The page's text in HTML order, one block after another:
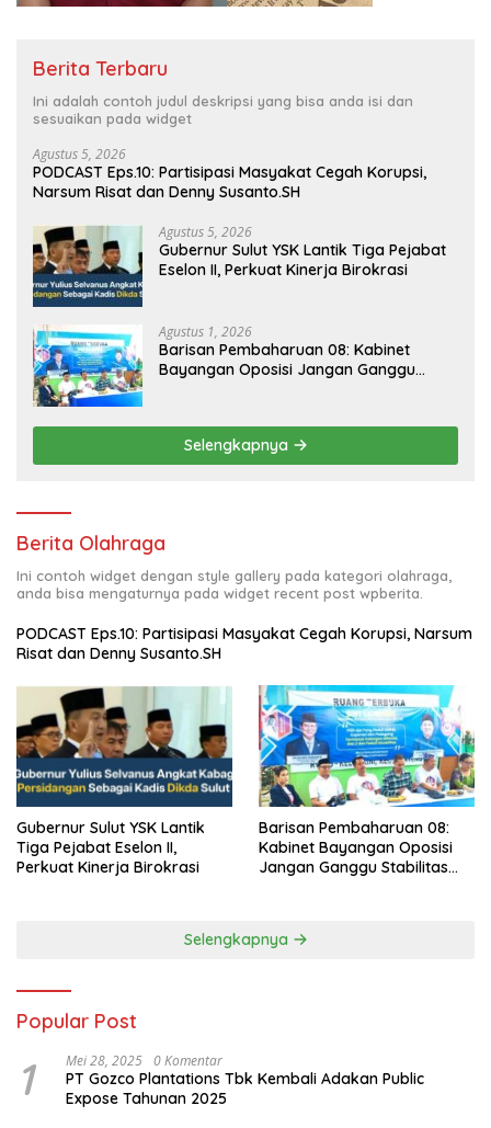
Berita Terbaru
Ini adalah contoh judul deskripsi yang bisa anda isi dan
sesuaikan pada widget
Agustus 5, 2026
PODCAST Eps.10: Partisipasi Masyakat Cegah Korupsi,
Narsum Risat dan Denny Susanto.SH
Agustus 5, 2026
Gubernur Sulut YSK Lantik Tiga Pejabat
Eselon II, Perkuat Kinerja Birokrasi
Agustus 1, 2026
Barisan Pembaharuan 08: Kabinet
Bayangan Oposisi Jangan Ganggu
Selengkapnya
Berita Olahraga
Ini contoh widget dengan style gallery pada kategori olahraga,
anda bisa mengaturnya pada widget recent post wpberita.
PODCAST Eps.10: Partisipasi Masyakat Cegah Korupsi, Narsum
Risat dan Denny Susanto.SH
Gubernur Sulut YSK Lantik
Tiga Pejabat Eselon II,
Perkuat Kinerja Birokrasi
Barisan Pembaharuan 08:
Kabinet Bayangan Oposisi
Jangan Ganggu Stabilitas
Selengkapnya
Popular Post
1 Mei 28, 2025 0 Komentar
PT Gozco Plantations Tbk Kembali Adakan Public
Expose Tahunan 2025